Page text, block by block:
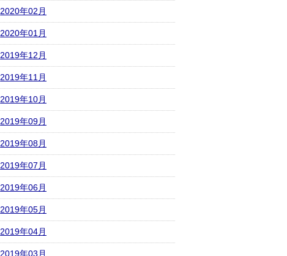
2020年02月
2020年01月
2019年12月
2019年11月
2019年10月
2019年09月
2019年08月
2019年07月
2019年06月
2019年05月
2019年04月
2019年03月